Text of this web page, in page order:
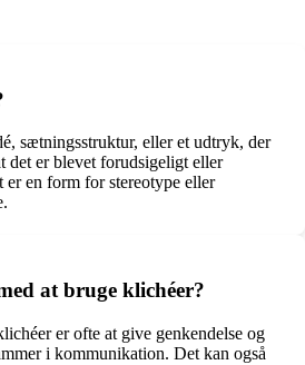
sætningsstruktur, eller et udtryk, der
det er blevet forudsigeligt eller
en form for stereotype eller
at bruge klichéer?
er ofte at give genkendelse og
i kommunikation. Det kan også